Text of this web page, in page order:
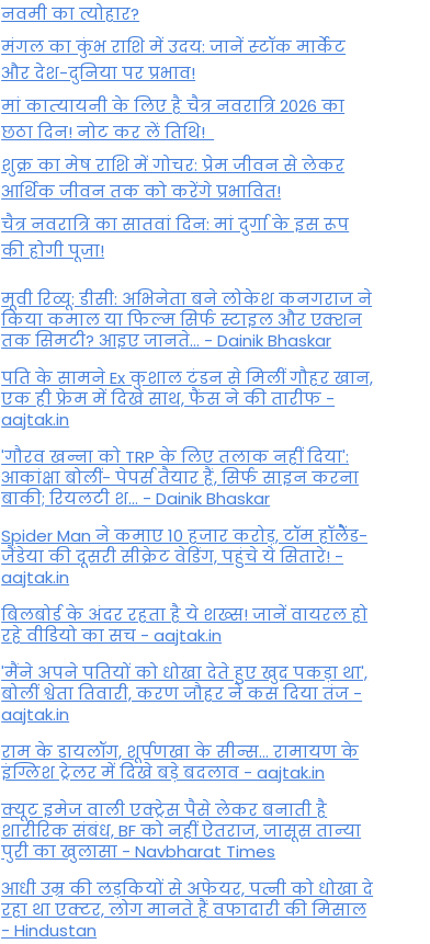
आज का वृषभ राशिफल, 24 अक्टूबर
2024, गुरुवार – आप धैर्य से काम
लेंगे!
By October 23, 2024
नवमी का त्योहार?
मंगल का कुंभ राशि में उदय: जानें स्‍टॉक मार्केट
और देश-दुनिया पर प्रभाव!
मां कात्‍यायनी के लिए है चैत्र नवरात्रि 2026 का
छठा दिन! नोट कर लें तिथि!
शुक्र का मेष राशि में गोचर: प्रेम जीवन से लेकर
आर्थिक जीवन तक को करेंगे प्रभावित!
चैत्र नवरात्रि का सातवां दिन: मां दुर्गा के इस रूप
की होगी पूजा!
मूवी रिव्यू: डीसी: अभिनेता बने लोकेश कनगराज ने
किया कमाल या फिल्म सिर्फ स्टाइल और एक्शन
तक सिमटी? आइए जानते... - Dainik Bhaskar
पति के सामने Ex कुशाल टंडन से मिलीं गौहर खान,
एक ही फ्रेम में दिखे साथ, फैंस ने की तारीफ -
aajtak.in
'गौरव खन्ना को TRP के लिए तलाक नहीं दिया':
आकांक्षा बोलीं- पेपर्स तैयार हैं, सिर्फ साइन करना
बाकी; रियलटी श... - Dainik Bhaskar
Spider Man ने कमाए 10 हजार करोड़, टॉम हॉलैेंड-
जैंडेया की दूसरी सीक्रेट वेडिंग, पहुंचे ये सितारे! -
aajtak.in
बिलबोर्ड के अंदर रहता है ये शख्स! जानें वायरल हो
रहे वीडियो का सच - aajtak.in
'मैंने अपने पतियों को धोखा देते हुए खुद पकड़ा था',
बोलीं श्वेता तिवारी, करण जौहर ने कस दिया तंज -
aajtak.in
राम के डायलॉग, शूर्पणखा के सीन्स... रामायण के
इंग्लिश ट्रेलर में दिखे बड़े बदलाव - aajtak.in
क्यूट इमेज वाली एक्ट्रेस पैसे लेकर बनाती है
शारीरिक संबंध, BF को नहीं ऐतराज, जासूस तान्‍या
पुरी का खुलासा - Navbharat Times
आधी उम्र की लड़कियों से अफेयर, पत्नी को धोखा दे
रहा था एक्टर, लोग मानते हैं वफादारी की मिसाल
- Hindustan